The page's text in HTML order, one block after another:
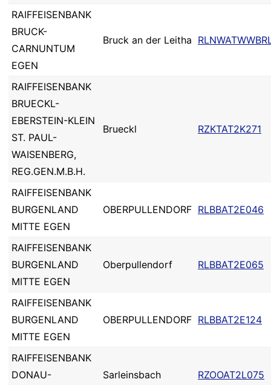
RAIFFEISENBANK
BRUCK-
CARNUNTUM
EGEN
Bruck an der Leitha
RAIFFEISENBANK
BRUECKL-
EBERSTEIN-KLEIN
ST. PAUL-
WAISENBERG,
REG.GEN.M.B.H.
Brueckl RZKTAT2K271
RAIFFEISENBANK
BURGENLAND
MITTE EGEN
OBERPULLENDORF RLBBAT2E046
RAIFFEISENBANK
BURGENLAND
MITTE EGEN
Oberpullendorf RLBBAT2E065
RAIFFEISENBANK
BURGENLAND
MITTE EGEN
OBERPULLENDORF RLBBAT2E124
RAIFFEISENBANK
DONAU-
Sarleinsbach RZOOAT2L075